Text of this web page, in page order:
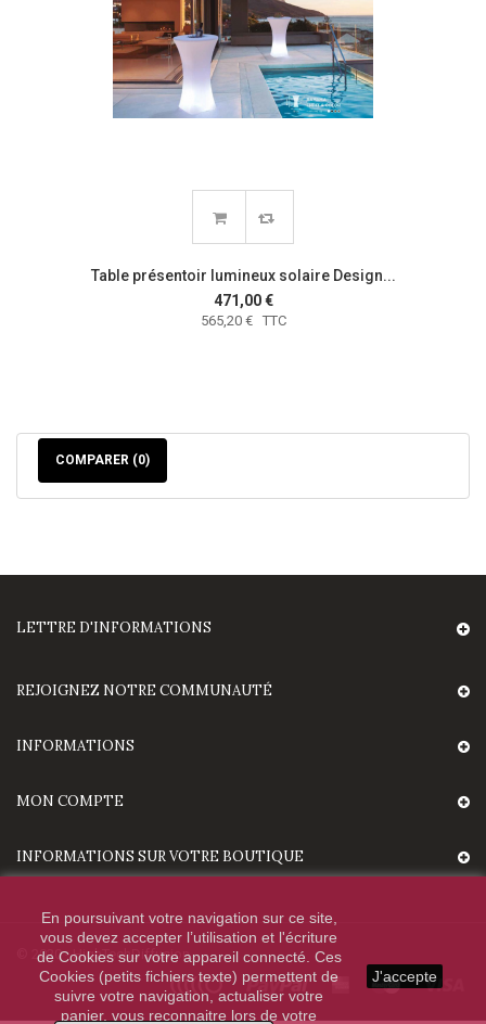
Table présentoir lumineux solaire Design...
471,00 €
565,20 € TTC
COMPARER (0)
LETTRE D'INFORMATIONS
REJOIGNEZ NOTRE COMMUNAUTÉ
INFORMATIONS
MON COMPTE
INFORMATIONS SUR VOTRE BOUTIQUE
En poursuivant votre navigation sur ce site,
vous devez accepter l’utilisation et l'écriture
de Cookies sur votre appareil connecté. Ces
Cookies (petits fichiers texte) permettent de
suivre votre navigation, actualiser votre
panier, vous reconnaitre lors de votre
J'accepte
© 2020 - HighTechDiffusion.